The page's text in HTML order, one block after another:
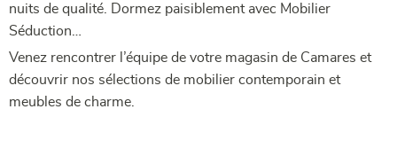
nuits de qualité. Dormez paisiblement avec Mobilier
Séduction…
Venez rencontrer l’équipe de votre magasin de Camares et
découvrir nos sélections de mobilier contemporain et
meubles de charme.